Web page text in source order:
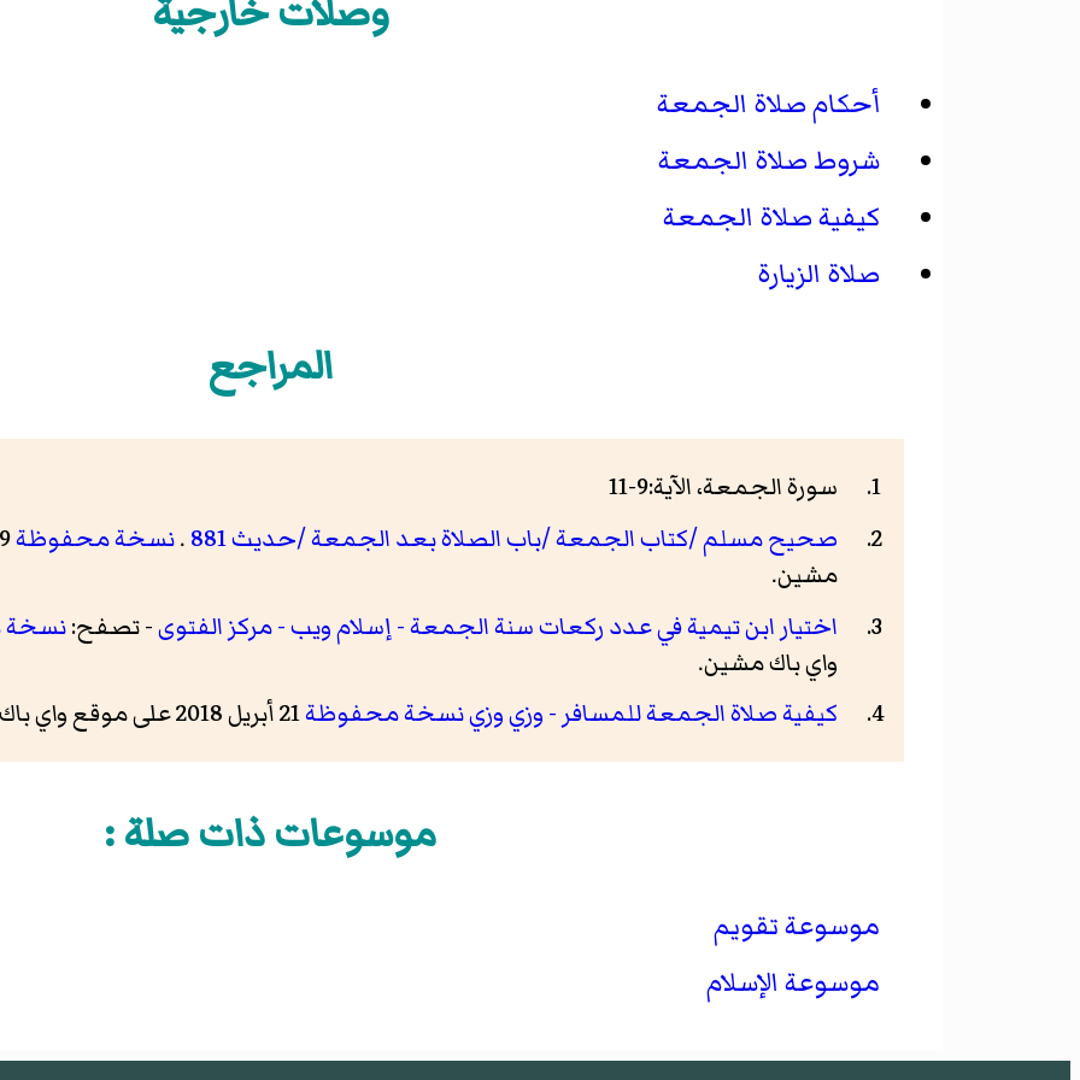
وصلات خارجية
أحكام صلاة الجمعة
شروط صلاة الجمعة
كيفية صلاة الجمعة
صلاة الزيارة
المراجع
سورة الجمعة، الآية:9-11
صحيح مسلم /كتاب الجمعة /باب الصلاة بعد الجمعة /حديث 881
.نسخة محفوظة
مشين.
اختيار ابن تيمية في عدد ركعات سنة الجمعة - إسلام ويب - مركز الفتوى- تصفح:
واي باك مشين.
كيفية صلاة الجمعة للمسافر - وزي وزينسخة محفوظة21 أبريل 2018 على موقع واي باك مشين.
موسوعات ذات صلة :
موسوعة تقويم
موسوعة الإسلام